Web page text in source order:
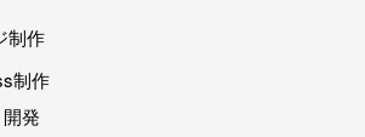
制作
制作
発